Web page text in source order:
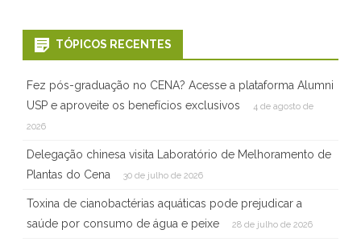
TÓPICOS RECENTES
Fez pós-graduação no CENA? Acesse a plataforma Alumni
USP e aproveite os benefícios exclusivos
4 de agosto de
2026
Delegação chinesa visita Laboratório de Melhoramento de
Plantas do Cena
30 de julho de 2026
Toxina de cianobactérias aquáticas pode prejudicar a
saúde por consumo de água e peixe
28 de julho de 2026